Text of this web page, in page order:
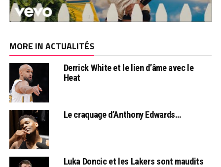
MORE IN ACTUALITÉS
Derrick White et le lien d’âme avec le
Heat
Le craquage d’Anthony Edwards…
Luka Doncic et les Lakers sont maudits